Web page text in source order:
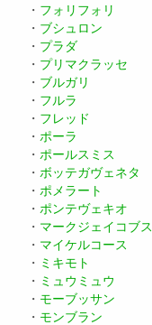
・ フォリフォリ
・ ブシュロン
・ プラダ
・ プリマクラッセ
・ ブルガリ
・ フルラ
・ フレッド
・ ポーラ
・ ポールスミス
・ ボッテガヴェネタ
・ ポメラート
・ ポンテヴェキオ
・ マークジェイコブス
・ マイケルコース
・ ミキモト
・ ミュウミュウ
・ モーブッサン
・ モンブラン